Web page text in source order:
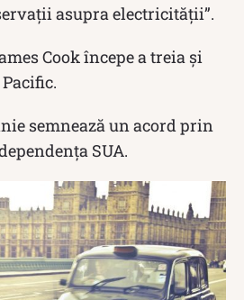
asupra electricității”.
Cook începe a treia și
semnează un acord prin
SUA.